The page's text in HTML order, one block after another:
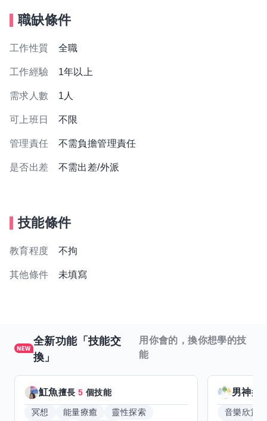
職缺條件
工作性質 全職
工作經驗 1年以上
需求人數 1人
可上班日 不限
管理責任 不需負擔管理責任
是否出差 不需出差/外派
技能條件
教育程度 不拘
其他條件 未填寫
全新功能「技能交
換」
用你會的，換你想學的技
能
魟魚擅長5 個技能
冥想 能量療癒
靈性探索
男神擅
音樂欣賞